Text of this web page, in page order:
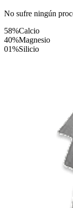
No sufre ningún
58%Calcio
40%Magnesio
01%Silicio